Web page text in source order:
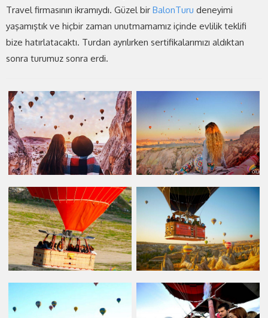
Travel firmasının ikramıydı. Güzel bir BalonTuru deneyimi
yaşamıştık ve hiçbir zaman unutmamamız içinde evlilik teklifi
bize hatırlatacaktı. Turdan ayrılırken sertifikalarımızı aldıktan
sonra turumuz sonra erdi.